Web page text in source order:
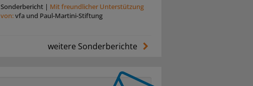
Sonderbericht| Mit freundlicher Unterstützung
von:vfa und Paul-Martini-Stiftung
weitere Sonderberichte